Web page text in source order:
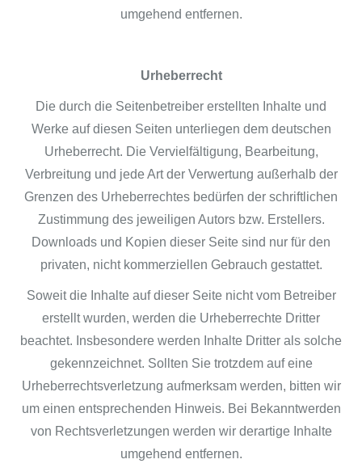
umgehend entfernen.
Urheberrecht
Die durch die Seitenbetreiber erstellten Inhalte und
Werke auf diesen Seiten unterliegen dem deutschen
Urheberrecht. Die Vervielfältigung, Bearbeitung,
Verbreitung und jede Art der Verwertung außerhalb der
Grenzen des Urheberrechtes bedürfen der schriftlichen
Zustimmung des jeweiligen Autors bzw. Erstellers.
Downloads und Kopien dieser Seite sind nur für den
privaten, nicht kommerziellen Gebrauch gestattet.
Soweit die Inhalte auf dieser Seite nicht vom Betreiber
erstellt wurden, werden die Urheberrechte Dritter
beachtet. Insbesondere werden Inhalte Dritter als solche
gekennzeichnet. Sollten Sie trotzdem auf eine
Urheberrechtsverletzung aufmerksam werden, bitten wir
um einen entsprechenden Hinweis. Bei Bekanntwerden
von Rechtsverletzungen werden wir derartige Inhalte
umgehend entfernen.